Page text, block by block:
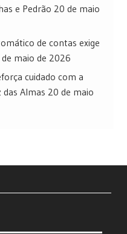
e Pedrão 20 de maio
de contas exige
maio de 2026
cuidado com a
Almas 20 de maio